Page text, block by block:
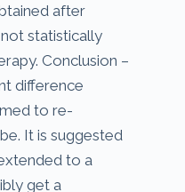
after
statistically
Conclusion –
difference
to re-
It is suggested
to a
get a